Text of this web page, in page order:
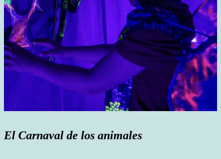
El Carnaval de los animales